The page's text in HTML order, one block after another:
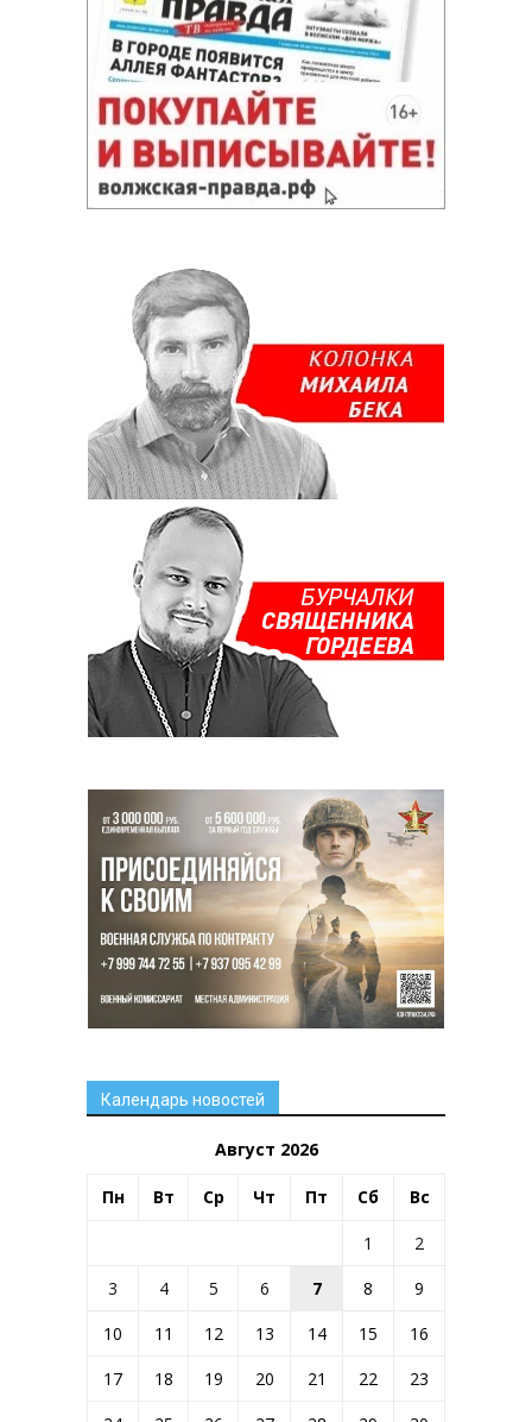
Календарь новостей
Август 2026
Пн Вт Ср Чт Пт Сб Вс
1
2
3
4 5 6 7 8
9
10
11 12 13 14 15
16
17
18 19 20 21 22
23